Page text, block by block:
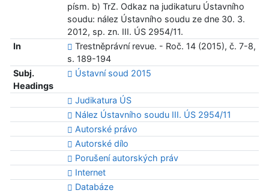
písm. b) TrZ. Odkaz na judikaturu Ústavního
soudu: nález Ústavního soudu ze dne 30. 3.
2012, sp. zn. III. ÚS 2954/11.
In
Trestněprávní revue. - Roč. 14 (2015), č. 7-8,
s. 189-194
Subj.
Headings
Ústavní soud 2015
Judikatura ÚS
Nález Ústavního soudu III. ÚS 2954/11
Autorské právo
Autorské dílo
Porušení autorských práv
Internet
Databáze